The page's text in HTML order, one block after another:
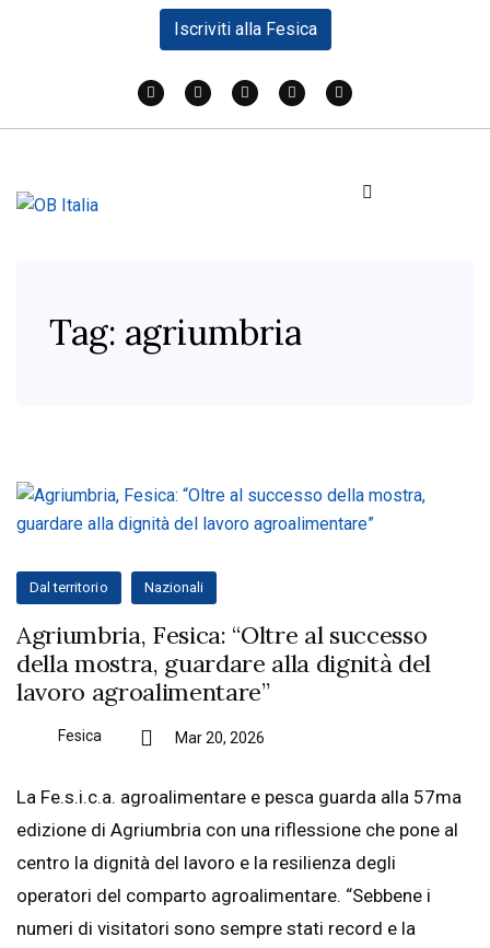
Iscriviti alla Fesica
Tag: agriumbria
Dal territorio Nazionali
Agriumbria, Fesica: “Oltre al successo
della mostra, guardare alla dignità del
lavoro agroalimentare”
Fesica Mar 20, 2026
La Fe.s.i.c.a. agroalimentare e pesca guarda alla 57ma
edizione di Agriumbria con una riflessione che pone al
centro la dignità del lavoro e la resilienza degli
operatori del comparto agroalimentare. “Sebbene i
numeri di visitatori sono sempre stati record e la